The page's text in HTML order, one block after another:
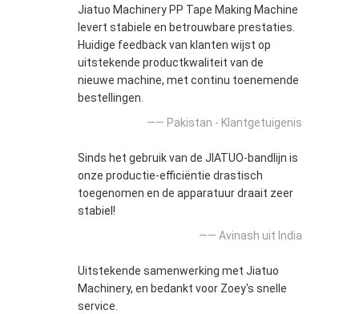
Jiatuo Machinery PP Tape Making Machine
levert stabiele en betrouwbare prestaties.
Huidige feedback van klanten wijst op
uitstekende productkwaliteit van de
nieuwe machine, met continu toenemende
bestellingen.
—— Pakistan - Klantgetuigenis
Sinds het gebruik van de JIATUO-bandlijn is
onze productie-efficiëntie drastisch
toegenomen en de apparatuur draait zeer
stabiel!
—— Avinash uit India
Uitstekende samenwerking met Jiatuo
Machinery, en bedankt voor Zoey's snelle
service.